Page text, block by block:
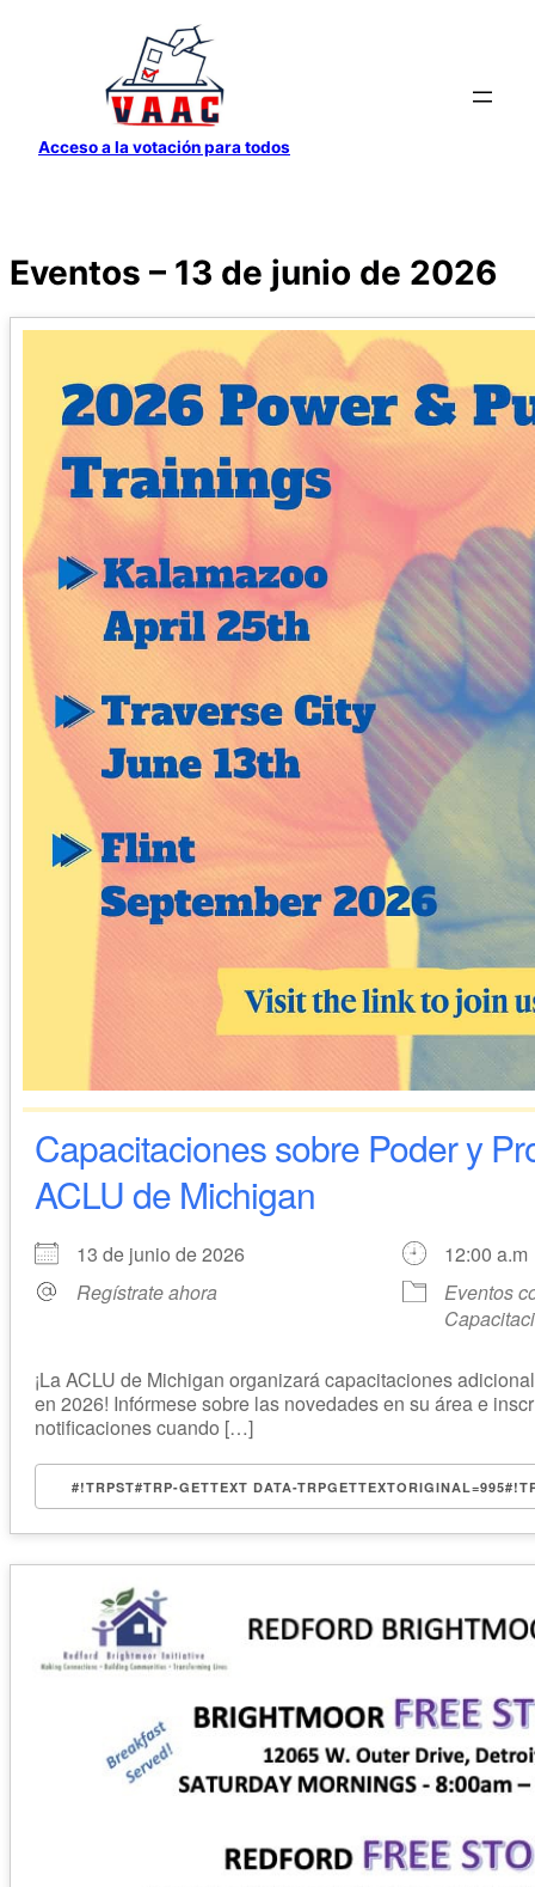
contenido
Acceso a la votación para todos
Eventos – 13 de junio de 2026
Capacitaciones sobre Poder y
ACLU de Michigan
13 de junio de 2026
12:00 a.m
Regístrate ahora
Eventos
¡La ACLU de Michigan organizará capacitaciones
en 2026! Infórmese sobre las novedades en su área e
notificaciones cuando […]
#!TRPST#TRP-GETTEXT DATA-